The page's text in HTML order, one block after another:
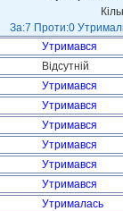
За:7 Проти:0
Утримався
Відсутній
Утримався
Утримався
Утримався
Утримався
Утримався
Утримався
Утрималась